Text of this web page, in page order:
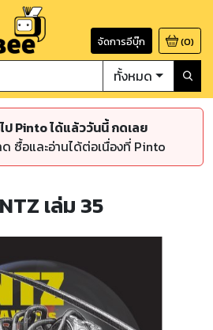
จัดการอีบุ๊ก (0)
ทั้งหมด
ป Pinto ได้แล้ววันนี้ กดเลย
ซื้อและอ่านได้ต่อเนื่องที่ Pinto
เล่ม 35